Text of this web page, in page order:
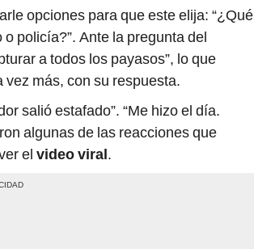
opciones para que este elija: “¿Qué
policía?”. Ante la pregunta del
a todos los payasos”, lo que
más, con su respuesta.
salió estafado”. “Me hizo el día.
algunas de las reacciones que
el video viral.